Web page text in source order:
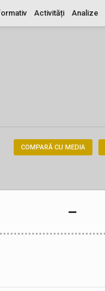
Analize
Activități
COMPARĂ CU MEDIA
–